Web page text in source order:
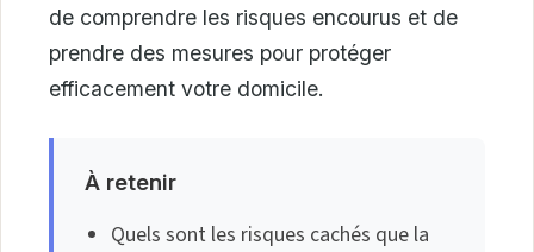
de comprendre les risques encourus et de
prendre des mesures pour protéger
efficacement votre domicile.
À retenir
Quels sont les risques cachés que la